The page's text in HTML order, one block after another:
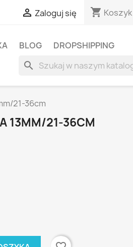
 Zaloguj się shopping_cart Koszyk
BLOG DROPSHIPPING
search
21-36cm
13MM/21-36CM